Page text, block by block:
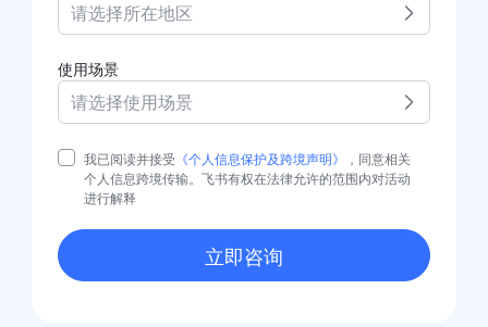
请选择所在地区
使用场景
请选择使用场景
我已阅读并接受 《个人信息保护及跨境声明》
，同意相关
个人信息跨境传输。飞书有权在法律允许的范围内对活动
进行解释
立即咨询